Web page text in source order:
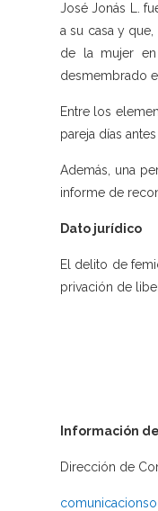
José Jonás L.
a su casa y
de la mujer en
desmembrado
Entre los
pareja días
Además, una
informe de
Dato jurídico
El delito de
privación de
Información
Dirección de